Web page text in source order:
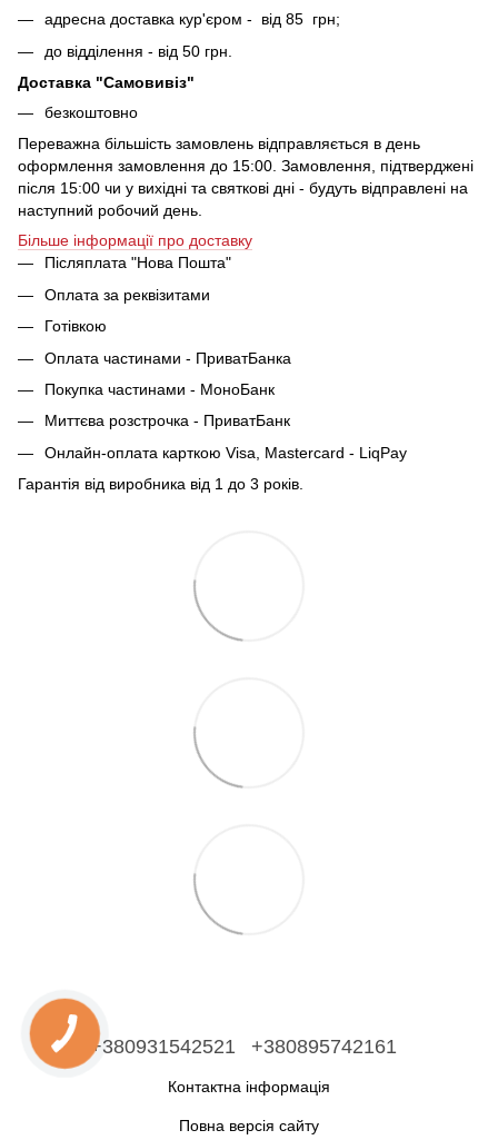
адресна доставка кур'єром - від 85 грн;
до відділення - від 50 грн.
Доставка "Самовивіз"
безкоштовно
Переважна більшість замовлень відправляється в день
оформлення замовлення до 15:00. Замовлення, підтверджені
після 15:00 чи у вихідні та святкові дні - будуть відправлені на
наступний робочий день.
Більше інформації про доставку
Післяплата "Нова Пошта"
Оплата за реквізитами
Готівкою
Оплата частинами - ПриватБанка
Покупка частинами - МоноБанк
Миттєва розстрочка - ПриватБанк
Онлайн-оплата карткою Visa, Mastercard - LiqPay
Гарантія від виробника від 1 до 3 років.
+380931542521 +380895742161
Контактна інформація
Повна версія сайту